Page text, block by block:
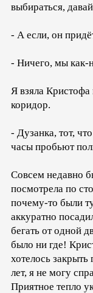
выбираться,
- А если, он
- Ничего, мы как-
Я взяла
коридор.
- Дузанка, тот,
часы пробьют
Совсем недавно
посмотрела по
почему-то были
аккуратно
бегать от одной
было ни где!
хотелось закрыть
лет, я не могу
Приятное тепло